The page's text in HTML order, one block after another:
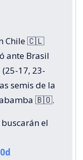
Chile 🇨🇱
ante Brasil
17, 23-
semis de la
🇧🇴.
el